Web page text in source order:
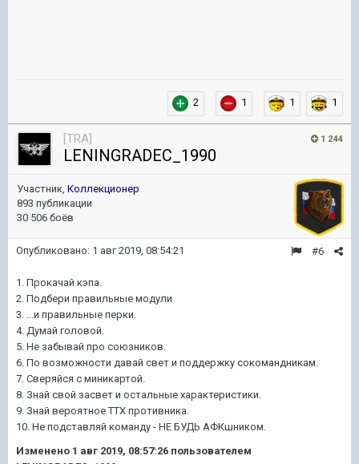
2 1 1 1
1 244
[TRA]
LENINGRADEC_1990
Участник, Коллекционер
893 публикации
30 506 боёв
#6
Опубликовано: 1 авг 2019, 08:54:21
1. Прокачай кэпа.
2. Подбери правильные модули
3. ...и правильные перки.
4. Думай головой.
5. Не забывай про союзников.
6. По возможности давай свет и поддержку сокомандникам.
7. Сверяйся с миникартой.
8. Знай свой засвет и остальные характеристики.
9. Знай вероятное ТТХ противника.
10. Не подставляй команду - НЕ БУДЬ АФКшником.
Изменено 1 авг 2019, 08:57:26 пользователем